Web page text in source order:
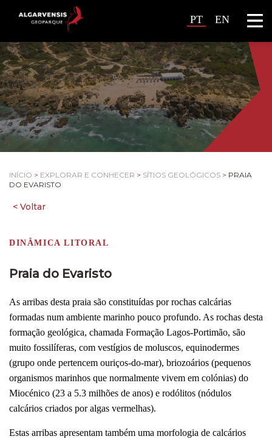
PT EN
INÍCIO > EXPLORAR E CONHECER > SÍTIOS GEOLÓGICOS > PRAIA
DO EVARISTO
DINÂMICA LITORAL
Praia do Evaristo
As arribas desta praia são constituídas por rochas calcárias
formadas num ambiente marinho pouco profundo. As rochas desta
formação geológica, chamada Formação Lagos-Portimão, são
muito fossilíferas, com vestígios de moluscos, equinodermes
(grupo onde pertencem ouriços-do-mar), briozoários (pequenos
organismos marinhos que normalmente vivem em colónias) do
Miocénico (23 a 5.3 milhões de anos) e rodólitos (nódulos
calcários criados por algas vermelhas).
Estas arribas apresentam também uma morfologia de calcários